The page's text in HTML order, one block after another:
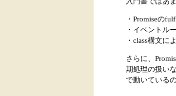
・Promiseの
・イベントル
・class構文に
さらに、
期処理の扱い
で動いている